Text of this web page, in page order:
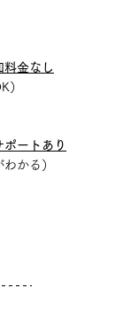
料金なし
）
ポートあり
かる）